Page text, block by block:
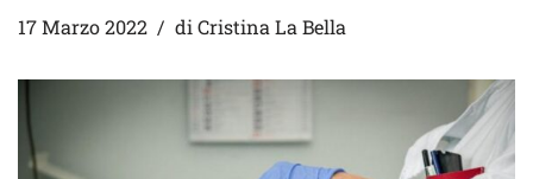
17 Marzo 2022 diCristina La Bella